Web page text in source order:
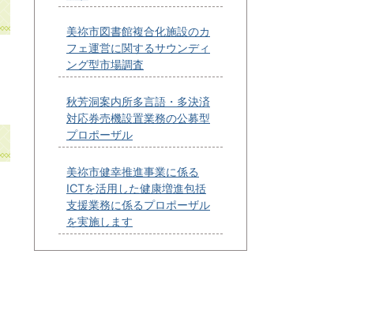
美祢市図書館複合化施設のカ
フェ運営に関するサウンディ
ング型市場調査
秋芳洞案内所多言語・多決済
対応券売機設置業務の公募型
プロポーザル
美祢市健幸推進事業に係る
ICTを活用した健康増進包括
支援業務に係るプロポーザル
を実施します